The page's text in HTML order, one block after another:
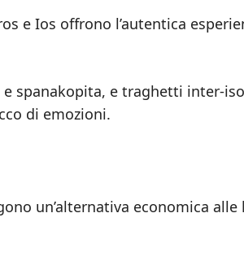
e Ios offrono l’autentica
spanakopita, e traghetti inter-
di emozioni.
un’alternativa economica alle